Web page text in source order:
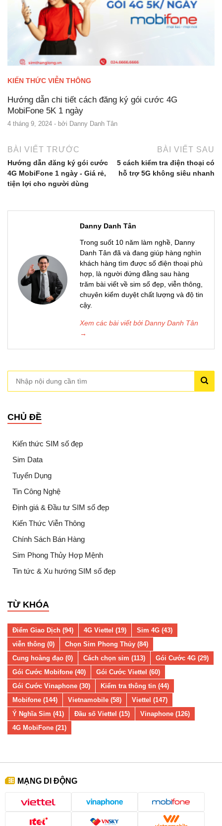
KIẾN THỨC VIỄN THÔNG
Hướng dẫn chi tiết cách đăng ký gói cước 4G
MobiFone 5K 1 ngày
4 tháng 9, 2024 - bởi Danny Danh Tân
BÀI VIẾT TRƯỚC
Hướng dẫn đăng ký gói cước
4G MobiFone 1 ngày - Giá rẻ,
tiện lợi cho người dùng
BÀI VIẾT SAU
5 cách kiểm tra điện thoại có
hỗ trợ 5G không siêu nhanh
Danny Danh Tân
Trong suốt 10 năm làm nghề, Danny
Danh Tân đã và đang giúp hàng nghìn
khách hàng tìm được số điện thoại phù
hợp, là người đứng đằng sau hàng
trăm bài viết về sim số đẹp, viễn thông,
chuyên kiểm duyệt chất lượng và độ tin
cậy.
Xem các bài viết bởi Danny Danh Tân
→
CHỦ ĐỀ
Kiến thức SIM số đẹp
Sim Data
Tuyển Dụng
Tin Công Nghệ
Định giá & Đầu tư SIM số đẹp
Kiến Thức Viễn Thông
Chính Sách Bán Hàng
Sim Phong Thủy Hợp Mệnh
Tin tức & Xu hướng SIM số đẹp
TỪ KHÓA
Điểm Giao Dịch (94) 4G Viettel (19)
Sim 4G (43)
viễn thông (0)
Chọn Sim Phong Thủy (84)
Cung hoàng đạo (0)
Cách chọn sim (113)
Gói Cước 4G (29)
Gói Cước Mobifone (40)
Gói Cước Viettel (60)
Gói Cước Vinaphone (30)
Kiểm tra thông tin (44)
Mobifone (144)
Vietnamobile (58)
Viettel (147)
Ý Nghĩa Sim (41)
Đầu số Viettel (15)
Vinaphone (126)
4G MobiFone (21)
MẠNG DI ĐỘNG